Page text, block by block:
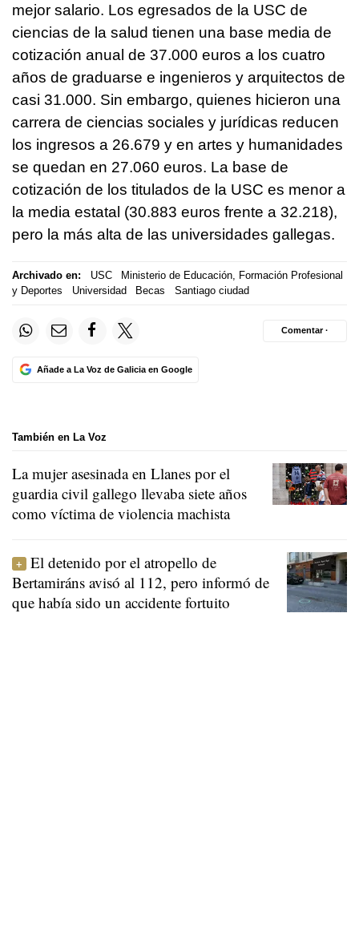
mejor salario. Los egresados de la USC de
ciencias de la salud tienen una base media de
cotización anual de 37.000 euros a los cuatro
años de graduarse e ingenieros y arquitectos de
casi 31.000. Sin embargo, quienes hicieron una
carrera de ciencias sociales y jurídicas reducen
los ingresos a 26.679 y en artes y humanidades
se quedan en 27.060 euros. La base de
cotización de los titulados de la USC es menor a
la media estatal (30.883 euros frente a 32.218),
pero la más alta de las universidades gallegas.
Archivado en: USC
Ministerio de Educación, Formación Profesional
y Deportes
Universidad Becas Santiago ciudad
Añade a La Voz de Galicia en Google
Comentar ·
También en La Voz
La mujer asesinada en Llanes por el
guardia civil gallego llevaba siete años
como víctima de violencia machista
El detenido por el atropello de
Bertamiráns avisó al 112, pero informó de
que había sido un accidente fortuito